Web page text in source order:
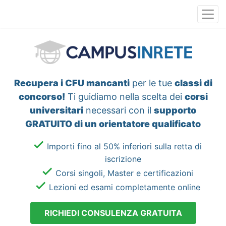
Recupera i CFU mancantiper le tue classi di
concorso! Ti guidiamo nella scelta dei corsi
universitari necessari con il supporto
GRATUITO di un orientatore qualificato
Importi fino al 50% inferiori sulla retta di
iscrizione
Corsi singoli, Master e certificazioni
Lezioni ed esami completamente online
RICHIEDI CONSULENZA GRATUITA